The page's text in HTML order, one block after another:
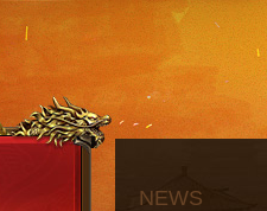
NEWS